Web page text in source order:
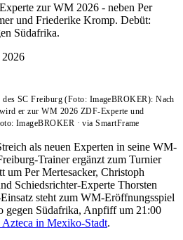
zur WM 2026 - neben Per
und Friederike Kromp. Debüt:
Südafrika.
SC Freiburg (Foto: ImageBROKER): Nach
er zur WM 2026 ZDF-Experte und
ImageBROKER ·via SmartFrame
als neuen Experten in seine WM-
Trainer ergänzt zum Turnier
um Per Mertesacker, Christoph
Schiedsrichter-Experte Thorsten
steht zum WM-Eröffnungsspiel
gegen Südafrika, Anpfiff um 21:00
Azteca in Mexiko-Stadt.